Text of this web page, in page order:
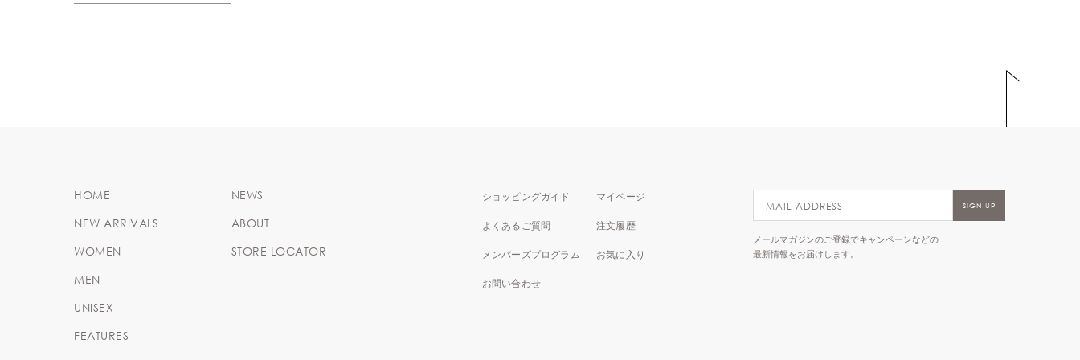
HOME
NEW ARRIVALS
WOMEN
MEN
UNISEX
FEATURES
NEWS
ABOUT
STORE LOCATOR
ショッピングガイド
よくあるご質問
メンバーズプログラム
お問い合わせ
マイページ
注文履歴
お気に入り
メールマガジンのご登録でキャンペーンなどの
最新情報をお届けします。